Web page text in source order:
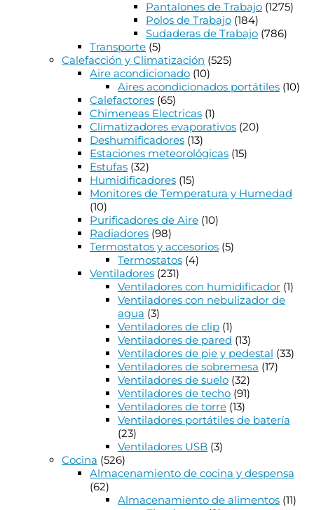
Pantalones de Trabajo (1275)
Polos de Trabajo (184)
Sudaderas de Trabajo (786)
Transporte (5)
Calefacción y Climatización (525)
Aire acondicionado (10)
Aires acondicionados portátiles (10)
Calefactores (65)
Chimeneas Electricas (1)
Climatizadores evaporativos (20)
Deshumificadores (13)
Estaciones meteorológicas (15)
Estufas (32)
Humidificadores (15)
Monitores de Temperatura y Humedad
(10)
Purificadores de Aire (10)
Radiadores (98)
Termostatos y accesorios (5)
Termostatos (4)
Ventiladores (231)
Ventiladores con humidificador (1)
Ventiladores con nebulizador de
agua (3)
Ventiladores de clip (1)
Ventiladores de pared (13)
Ventiladores de pie y pedestal (33)
Ventiladores de sobremesa (17)
Ventiladores de suelo (32)
Ventiladores de techo (91)
Ventiladores de torre (13)
Ventiladores portátiles de batería
(23)
Ventiladores USB (3)
Cocina (526)
Almacenamiento de cocina y despensa
(62)
Almacenamiento de alimentos (11)